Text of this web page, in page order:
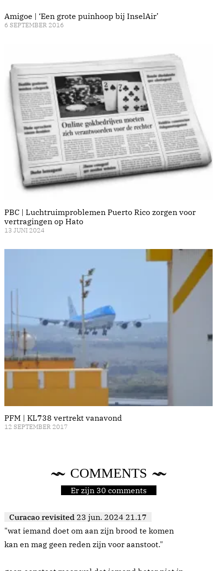
Amigoe | ‘Een grote puinhoop bij InselAir’
6 SEPTEMBER 2016
PBC | Luchtruimproblemen Puerto Rico zorgen voor
vertragingen op Hato
13 JUNI 2024
PFM | KL738 vertrekt vanavond
12 SEPTEMBER 2017
COMMENTS
Er zijn 30 comments
Curacao revisited 23 jun. 2024 21.17
"wat iemand doet om aan zijn brood te komen
kan en mag geen reden zijn voor aanstoot."